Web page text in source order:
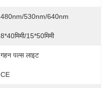
480nm/530nm/640nm
8*40मिमी/15*50मिमी
गहन पल्स लाइट
CE